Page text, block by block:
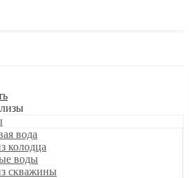
вода
колодца
воды
скважины